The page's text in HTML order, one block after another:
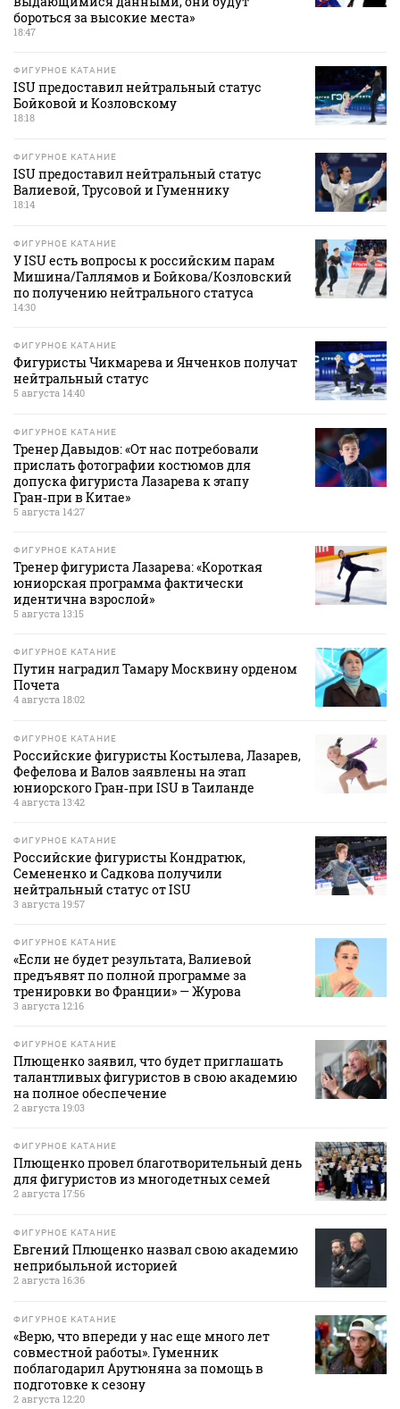
бороться за высокие места»
18:47
ФИГУРНОЕ КАТАНИЕ
ISU предоставил нейтральный статус
Бойковой и Козловскому
18:18
ФИГУРНОЕ КАТАНИЕ
ISU предоставил нейтральный статус
Валиевой, Трусовой и Гуменнику
18:14
ФИГУРНОЕ КАТАНИЕ
У ISU есть вопросы к российским парам
Мишина/Галлямов и Бойкова/Козловский
по получению нейтрального статуса
14:30
ФИГУРНОЕ КАТАНИЕ
Фигуристы Чикмарева и Янченков получат
нейтральный статус
5 августа 14:40
ФИГУРНОЕ КАТАНИЕ
Тренер Давыдов: «От нас потребовали
прислать фотографии костюмов для
допуска фигуриста Лазарева к этапу
Гран‑при в Китае»
5 августа 14:27
ФИГУРНОЕ КАТАНИЕ
Тренер фигуриста Лазарева: «Короткая
юниорская программа фактически
идентична взрослой»
5 августа 13:15
ФИГУРНОЕ КАТАНИЕ
Путин наградил Тамару Москвину орденом
Почета
4 августа 18:02
ФИГУРНОЕ КАТАНИЕ
Российские фигуристы Костылева, Лазарев,
Фефелова и Валов заявлены на этап
юниорского Гран‑при ISU в Таиланде
4 августа 13:42
ФИГУРНОЕ КАТАНИЕ
Российские фигуристы Кондратюк,
Семененко и Садкова получили
нейтральный статус от ISU
3 августа 19:57
ФИГУРНОЕ КАТАНИЕ
«Если не будет результата, Валиевой
предъявят по полной программе за
тренировки во Франции» — Журова
3 августа 12:16
ФИГУРНОЕ КАТАНИЕ
Плющенко заявил, что будет приглашать
талантливых фигуристов в свою академию
на полное обеспечение
2 августа 19:03
ФИГУРНОЕ КАТАНИЕ
Плющенко провел благотворительный день
для фигуристов из многодетных семей
2 августа 17:56
ФИГУРНОЕ КАТАНИЕ
Евгений Плющенко назвал свою академию
неприбыльной историей
2 августа 16:36
ФИГУРНОЕ КАТАНИЕ
«Верю, что впереди у нас еще много лет
совместной работы». Гуменник
поблагодарил Арутюняна за помощь в
подготовке к сезону
2 августа 12:20